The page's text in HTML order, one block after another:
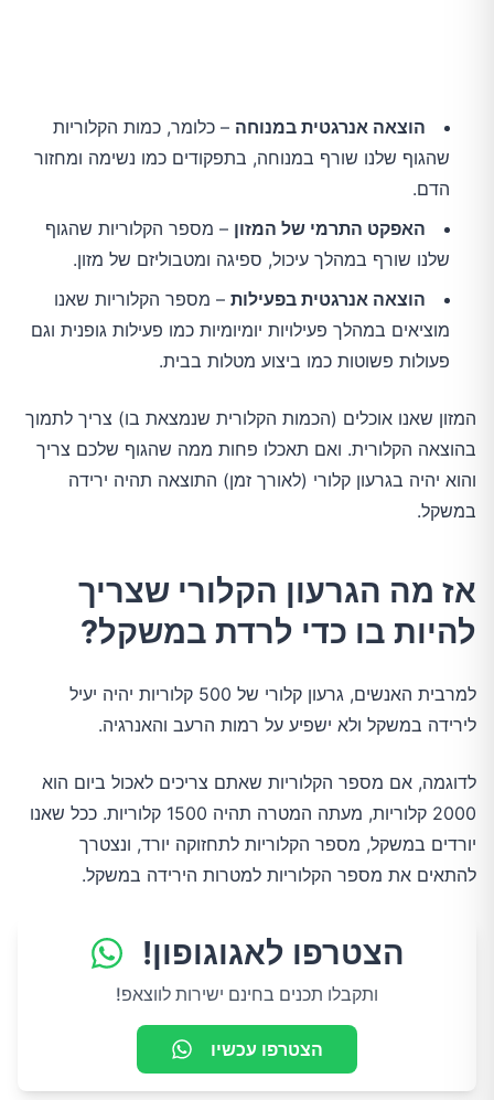
הוצאה אנרגטית במנוחה – כלומר, כמות הקלוריות
שהגוף שלנו שורף במנוחה, בתפקודים כמו נשימה ומחזור
הדם.
האפקט התרמי של המזון – מספר הקלוריות שהגוף
שלנו שורף במהלך עיכול, ספיגה ומטבוליזם של מזון.
הוצאה אנרגטית בפעילות – מספר הקלוריות שאנו
מוציאים במהלך פעילויות יומיומיות כמו פעילות גופנית וגם
פעולות פשוטות כמו ביצוע מטלות בבית.
המזון שאנו אוכלים (הכמות הקלורית שנמצאת בו) צריך לתמוך
בהוצאה הקלורית. ואם תאכלו פחות ממה שהגוף שלכם צריך
והוא יהיה בגרעון קלורי (לאורך זמן) התוצאה תהיה ירידה
במשקל.
אז מה הגרעון הקלורי שצריך
להיות בו כדי לרדת במשקל?
למרבית האנשים, גרעון קלורי של 500 קלוריות יהיה יעיל
לירידה במשקל ולא ישפיע על רמות הרעב והאנרגיה.
לדוגמה, אם מספר הקלוריות שאתם צריכים לאכול ביום הוא
2000 קלוריות, מעתה המטרה תהיה 1500 קלוריות. ככל שאנו
יורדים במשקל, מספר הקלוריות לתחזוקה יורד, ונצטרך
להתאים את מספר הקלוריות למטרות הירידה במשקל.
הצטרפו לאגוגופון!
ותקבלו תכנים בחינם ישירות לווצאפ!
הצטרפו עכשיו